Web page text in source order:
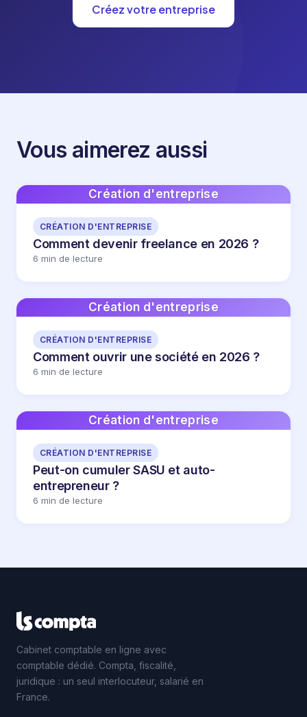
Créez votre entreprise
Vous aimerez aussi
Création d'entreprise
CRÉATION D'ENTREPRISE
Comment devenir freelance en 2026 ?
6 min de lecture
Création d'entreprise
CRÉATION D'ENTREPRISE
Comment ouvrir une société en 2026 ?
6 min de lecture
Création d'entreprise
CRÉATION D'ENTREPRISE
Peut-on cumuler SASU et auto-
entrepreneur ?
6 min de lecture
Cabinet comptable en ligne avec
comptable dédié. Compta, fiscalité,
juridique : un seul interlocuteur, salarié en
France.